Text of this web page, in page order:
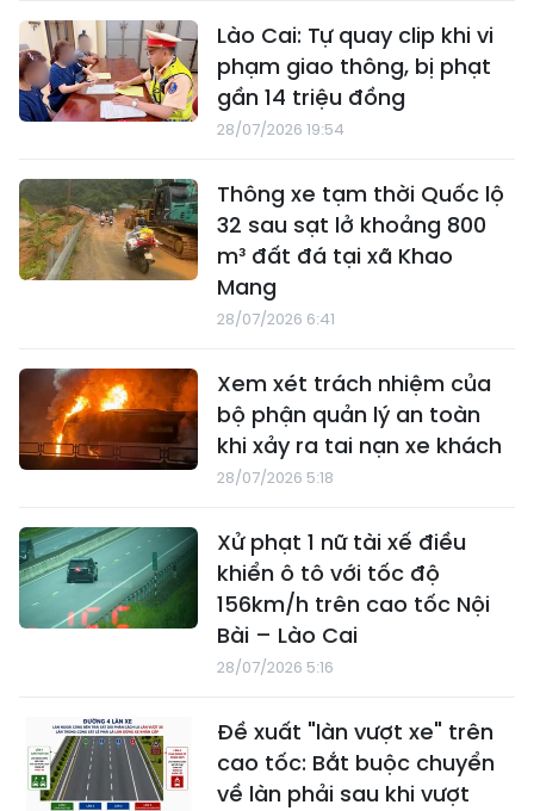
Lào Cai: Tự quay clip khi vi
phạm giao thông, bị phạt
gần 14 triệu đồng
28/07/2026 19:54
Thông xe tạm thời Quốc lộ
32 sau sạt lở khoảng 800
m³ đất đá tại xã Khao
Mang
28/07/2026 6:41
Xem xét trách nhiệm của
bộ phận quản lý an toàn
khi xảy ra tai nạn xe khách
28/07/2026 5:18
Xử phạt 1 nữ tài xế điều
khiển ô tô với tốc độ
156km/h trên cao tốc Nội
Bài – Lào Cai
28/07/2026 5:16
Đề xuất "làn vượt xe" trên
cao tốc: Bắt buộc chuyển
về làn phải sau khi vượt